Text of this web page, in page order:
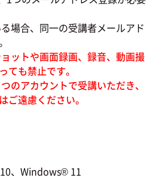
合、同一の受講者メールアド
ットや画面録画、録音、動画撮
ても禁止です。
アカウントで受講いただき、
ご遠慮ください。
、Windows® 11